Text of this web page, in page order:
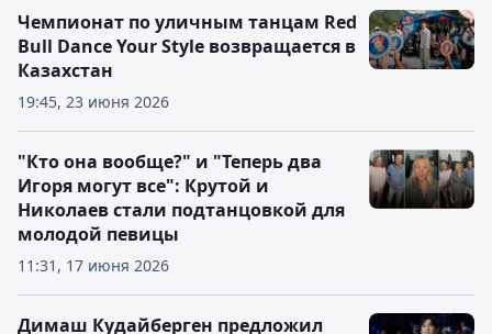
19:45, 23 июня 2026
Чемпионат по уличным танцам Red
Bull Dance Your Style возвращается в
Казахстан
11:31, 17 июня 2026
"Кто она вообще?" и "Теперь два
Игоря могут все": Крутой и
Николаев стали подтанцовкой для
молодой певицы
Димаш Кудайберген предложил